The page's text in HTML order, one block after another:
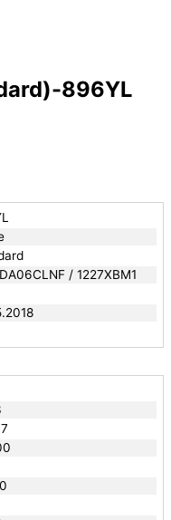
896YL
/ 1227XBM1